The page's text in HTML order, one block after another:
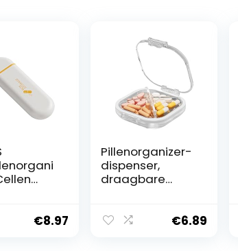
€8.97
Pillenorganizer-
dispenser,
draagbare
dagelijks
€6.89